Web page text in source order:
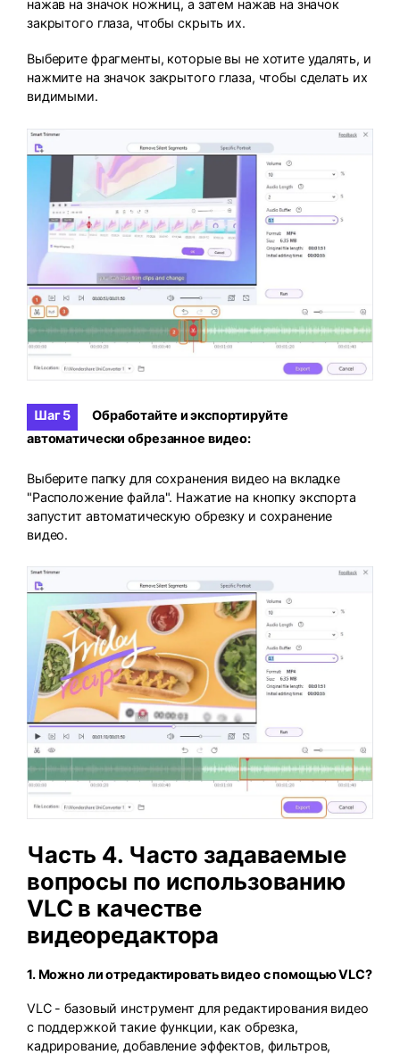
нажав на значок ножниц, а затем нажав на значок
закрытого глаза, чтобы скрыть их.
Выберите фрагменты, которые вы не хотите удалять, и
нажмите на значок закрытого глаза, чтобы сделать их
видимыми.
Шаг 5
Обработайте и экспортируйте
автоматически обрезанное видео:
Выберите папку для сохранения видео на вкладке
"Расположение файла". Нажатие на кнопку экспорта
запустит автоматическую обрезку и сохранение
видео.
Часть 4. Часто задаваемые
вопросы по использованию
VLC в качестве
видеоредактора
1. Можно ли отредактировать видео с помощью VLC?
VLC - базовый инструмент для редактирования видео
с поддержкой такие функции, как обрезка,
кадрирование, добавление эффектов, фильтров,